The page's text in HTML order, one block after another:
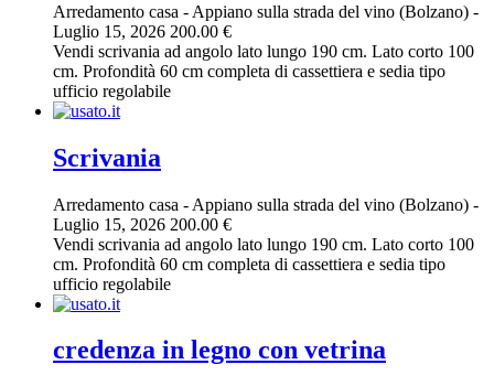
Arredamento casa - Appiano sulla strada del vino (Bolzano) -
Luglio 15, 2026 200.00 €
Vendi scrivania ad angolo lato lungo 190 cm. Lato corto 100
cm. Profondità 60 cm completa di cassettiera e sedia tipo
ufficio regolabile
Scrivania
Arredamento casa - Appiano sulla strada del vino (Bolzano) -
Luglio 15, 2026 200.00 €
Vendi scrivania ad angolo lato lungo 190 cm. Lato corto 100
cm. Profondità 60 cm completa di cassettiera e sedia tipo
ufficio regolabile
credenza in legno con vetrina